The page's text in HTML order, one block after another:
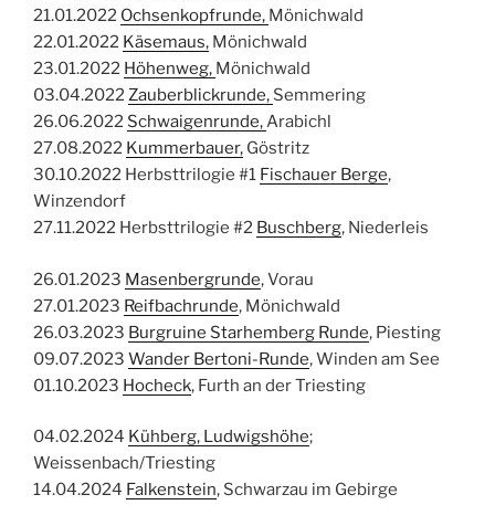
21.01.2022 Ochsenkopfrunde, Mönichwald
22.01.2022 Käsemaus, Mönichwald
23.01.2022 Höhenweg, Mönichwald
03.04.2022Zauberblickrunde, Semmering
26.06.2022 Schwaigenrunde,Arabichl
27.08.2022 Kummerbauer, Göstritz
30.10.2022 Herbsttrilogie #1 Fischauer Berge,
Winzendorf
27.11.2022 Herbsttrilogie #2 Buschberg, Niederleis
26.01.2023 Masenbergrunde, Vorau
27.01.2023 Reifbachrunde, Mönichwald
26.03.2023 Burgruine Starhemberg Runde, Piesting
09.07.2023 Wander Bertoni-Runde, Winden am See
01.10.2023 Hocheck, Furth an der Triesting
04.02.2024 Kühberg, Ludwigshöhe;
Weissenbach/Triesting
14.04.2024 Falkenstein, Schwarzau im Gebirge